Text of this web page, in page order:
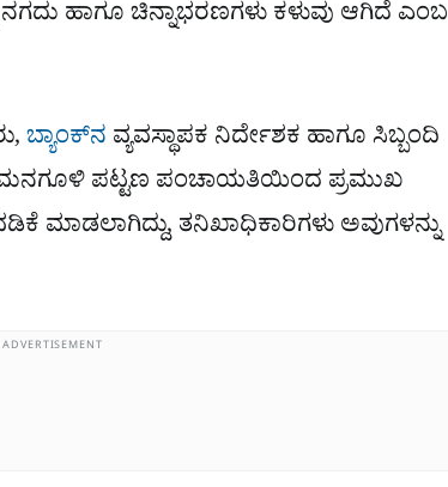
ನಗದು ಹಾಗೂ ಚಿನ್ನಾಭರಣಗಳು ಕಳುವು ಆಗಿದೆ ಎಂಬ
ಬ್ಯಾಂಕ್​ನ ವ್ಯವಸ್ಥಾಪಕ ನಿರ್ದೇಶಕ ಹಾಗೂ ಸಿಬ್ಬಂದಿ
ಪಟ್ಟಣ ಪಂಚಾಯತಿಯಿಂದ ಪ್ರಮುಖ
ಮಾಡಲಾಗಿದ್ದು, ತನಿಖಾಧಿಕಾರಿಗಳು ಅವುಗಳನ್ನು
ADVERTISEMENT